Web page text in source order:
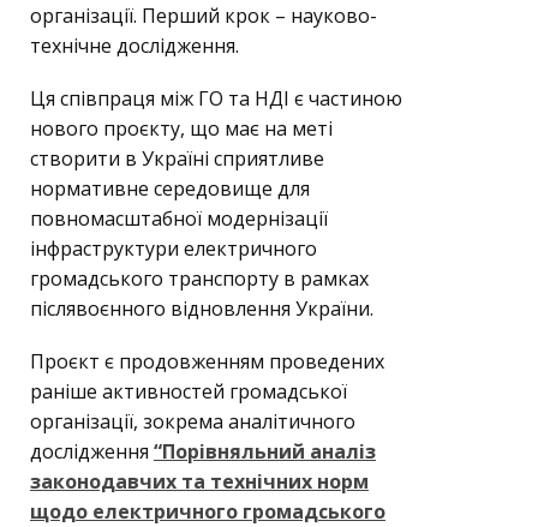
організації. Перший крок – науково-
технічне дослідження.
Ця співпраця між ГО та НДІ є частиною
нового проєкту, що має на меті
створити в Україні сприятливе
нормативне середовище для
повномасштабної модернізації
інфраструктури електричного
громадського транспорту в рамках
післявоєнного відновлення України.
Проєкт є продовженням проведених
раніше активностей громадської
організації, зокрема аналітичного
дослідження “Порівняльний аналіз
законодавчих та технічних норм
щодо електричного громадського